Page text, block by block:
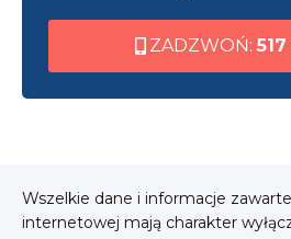
ZADZWOŃ:
Wszelkie dane i informacje
internetowej mają charakter